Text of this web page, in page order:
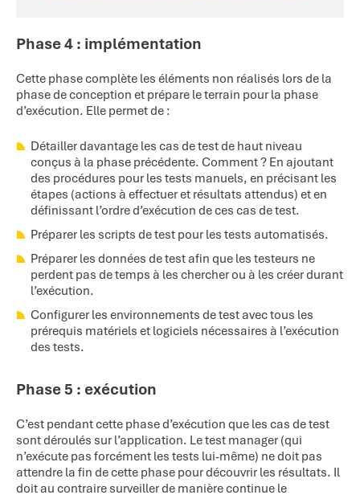
Phase 4 : implémentation
Cette phase complète les éléments non réalisés lors de la
phase de conception et prépare le terrain pour la phase
d’exécution. Elle permet de :
Détailler davantage les cas de test de haut niveau
conçus à la phase précédente. Comment ? En ajoutant
des procédures pour les tests manuels, en précisant les
étapes (actions à effectuer et résultats attendus) et en
définissant l’ordre d’exécution de ces cas de test.
Préparer les scripts de test pour les tests automatisés.
Préparer les données de test afin que les testeurs ne
perdent pas de temps à les chercher ou à les créer durant
l’exécution.
Configurer les environnements de test avec tous les
prérequis matériels et logiciels nécessaires à l’exécution
des tests.
Phase 5 : exécution
C’est pendant cette phase d’exécution que les cas de test
sont déroulés sur l’application. Le test manager (qui
n’exécute pas forcément les tests lui-même) ne doit pas
attendre la fin de cette phase pour découvrir les résultats. Il
doit au contraire surveiller de manière continue le